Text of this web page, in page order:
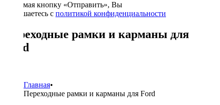
Нажимая кнопку «Отправить», Вы
соглашаетесь с политикой конфиденциальности
Переходные рамки и карманы для
Ford
Главная•
Переходные рамки и карманы для Ford